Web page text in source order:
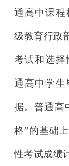
通高中课
级教育行政
考试和选择
通高中学生
据。普通高
格”的基础
性考试成绩